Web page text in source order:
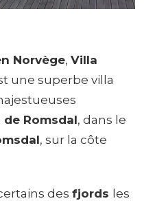
Norvège, Villa
une superbe villa
de Romsdal, dans le
, sur la côte
des fjords les